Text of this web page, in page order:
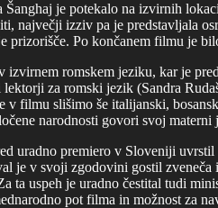
Šanghaj je potekalo na izvirnih
največji izziv pa je predstavljala
prizorišče. Po končanem filmu je
izvirnem romskem jeziku, kar je
lektorji za romski jezik (Sandra
v filmu slišimo še italijanski,
narodnosti govori svoj
uradno premiero v Sloveniji
je v svoji zgodovini gostil zveneča
ta uspeh je uradno čestital tudi
pot filma in možnost za